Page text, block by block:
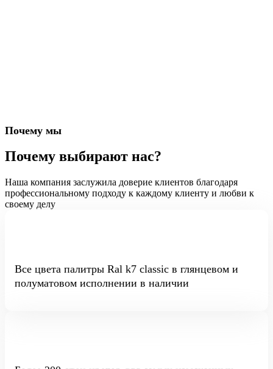
Почему мы
Почему выбирают нас?
Наша компания заслужила доверие клиентов благодаря
профессиональному подходу к каждому клиенту и любви к
своему делу
Все цвета палитры Ral k7 classic в глянцевом и
полуматовом исполнении в наличии